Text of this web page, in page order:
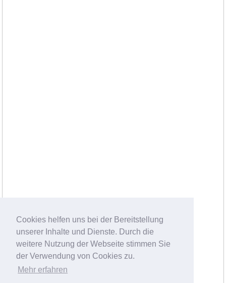
Cookies helfen uns bei der Bereitstellung
unserer Inhalte und Dienste. Durch die
weitere Nutzung der Webseite stimmen Sie
der Verwendung von Cookies zu.
Mehr erfahren